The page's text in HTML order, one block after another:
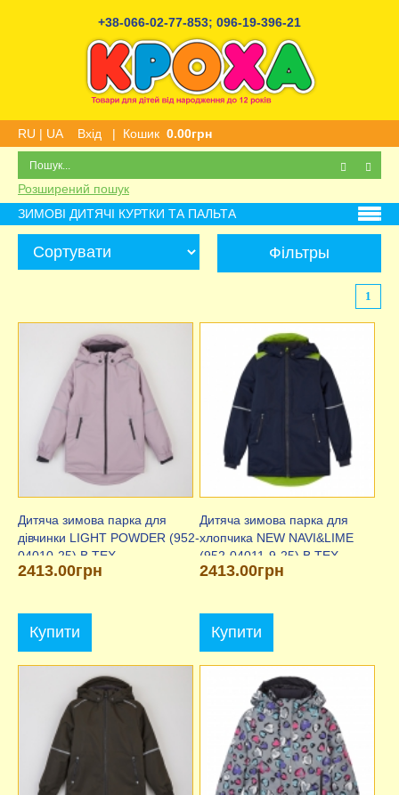
+38-066-02-77-853; 096-19-396-21
RU | UA Вхід | Кошик 0.00грн
Розширений пошук
ЗИМОВІ ДИТЯЧІ КУРТКИ ТА ПАЛЬТА
Фільтры
1
Дитяча зимова парка для
дівчинки LIGHT POWDER (952-
04010-25) B.TEX
2413.00грн
Купити
Дитяча зимова парка для
хлопчика NEW NAVI&LIME
(952-04011-9-25) B.TEX
2413.00грн
Купити